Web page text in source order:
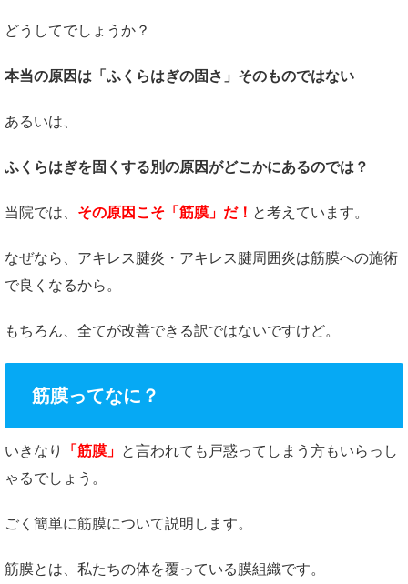
どうしてでしょうか？
本当の原因は「ふくらはぎの固さ」そのものではない
あるいは、
ふくらはぎを固くする別の原因がどこかにあるのでは？
当院では、 その原因こそ「筋膜」だ！ と考えています。
なぜなら、アキレス腱炎・アキレス腱周囲炎は筋膜への施術
で良くなるから。
もちろん、全てが改善できる訳ではないですけど。
筋膜ってなに？
いきなり 「筋膜」 と言われても戸惑ってしまう方もいらっし
ゃるでしょう。
ごく簡単に筋膜について説明します。
筋膜とは、私たちの体を覆っている膜組織です。